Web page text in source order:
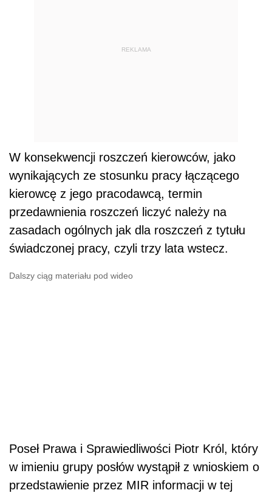
REKLAMA
W konsekwencji roszczeń kierowców, jako
wynikających ze stosunku pracy łączącego
kierowcę z jego pracodawcą, termin
przedawnienia roszczeń liczyć należy na
zasadach ogólnych jak dla roszczeń z tytułu
świadczonej pracy, czyli trzy lata wstecz.
Dalszy ciąg materiału pod wideo
Poseł Prawa i Sprawiedliwości Piotr Król, który
w imieniu grupy posłów wystąpił z wnioskiem o
przedstawienie przez MIR informacji w tej